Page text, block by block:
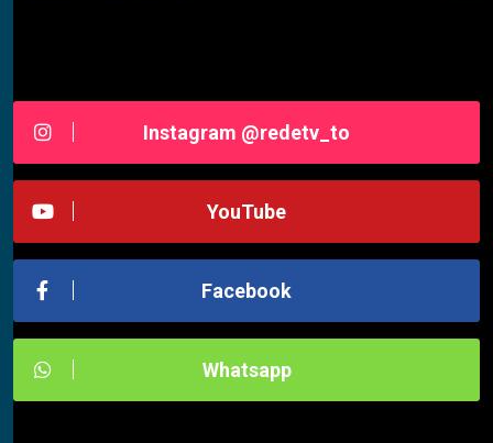
Instagram @redetv_to
YouTube
Facebook
Whatsapp